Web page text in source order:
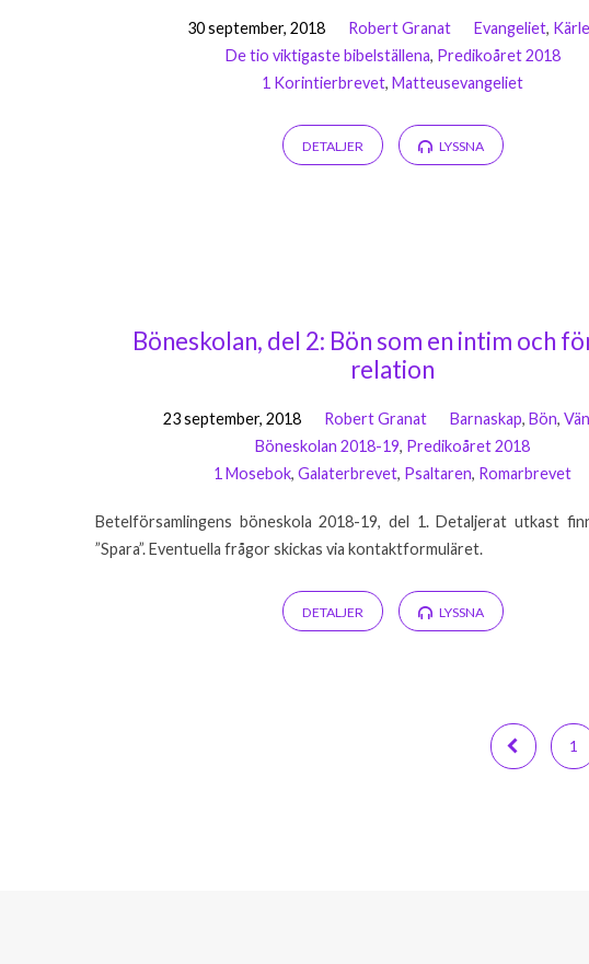
30 september, 2018 Robert Granat Evangeliet,
De tio viktigaste bibelställena, Predikoåret 2018
1 Korintierbrevet,Matteusevangeliet
DETALJER LYSSNA
Böneskolan, del 2: Bön som en intim och
relation
23 september, 2018 Robert Granat Barnaskap,Bön,
Böneskolan 2018-19, Predikoåret 2018
1 Mosebok,Galaterbrevet, Psaltaren, Romarbrevet
Betelförsamlingens böneskola 2018-19, del 1. Detaljerat utkast
”Spara”. Eventuella frågor skickas via kontaktformuläret.
DETALJER LYSSNA
1